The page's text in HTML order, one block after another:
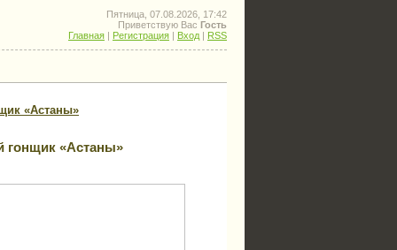
Пятница, 07.08.2026, 17:42
Приветствую Вас Гость
Главная | Регистрация | Вход | RSS
«Астаны»
гонщик «Астаны»